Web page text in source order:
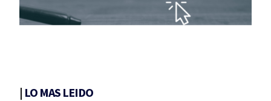
| LO MAS LEIDO